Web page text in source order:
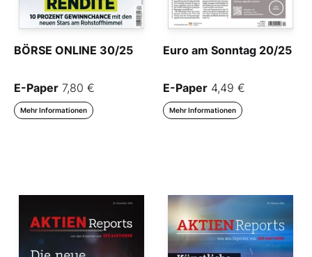
BÖRSE ONLINE 30/25
E-Paper 7,80 €
Mehr Informationen
Euro am Sonntag 20/25
E-Paper 4,49 €
Mehr Informationen